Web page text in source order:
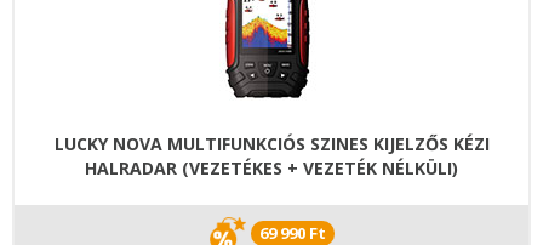
LUCKY NOVA MULTIFUNKCIÓS SZINES KIJELZŐS KÉZI
HALRADAR (VEZETÉKES + VEZETÉK NÉLKÜLI)
69 990 Ft